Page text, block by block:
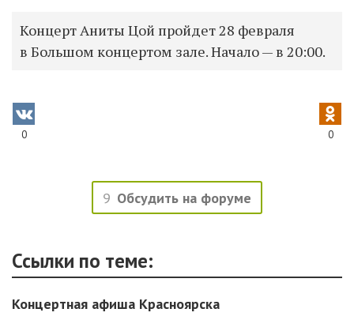
Концерт Аниты Цой пройдет 28 февраля
в Большом концертом зале. Начало — в 20:00.
0 0
9 Обсудить на форуме
Ссылки по теме:
Концертная афиша Красноярска